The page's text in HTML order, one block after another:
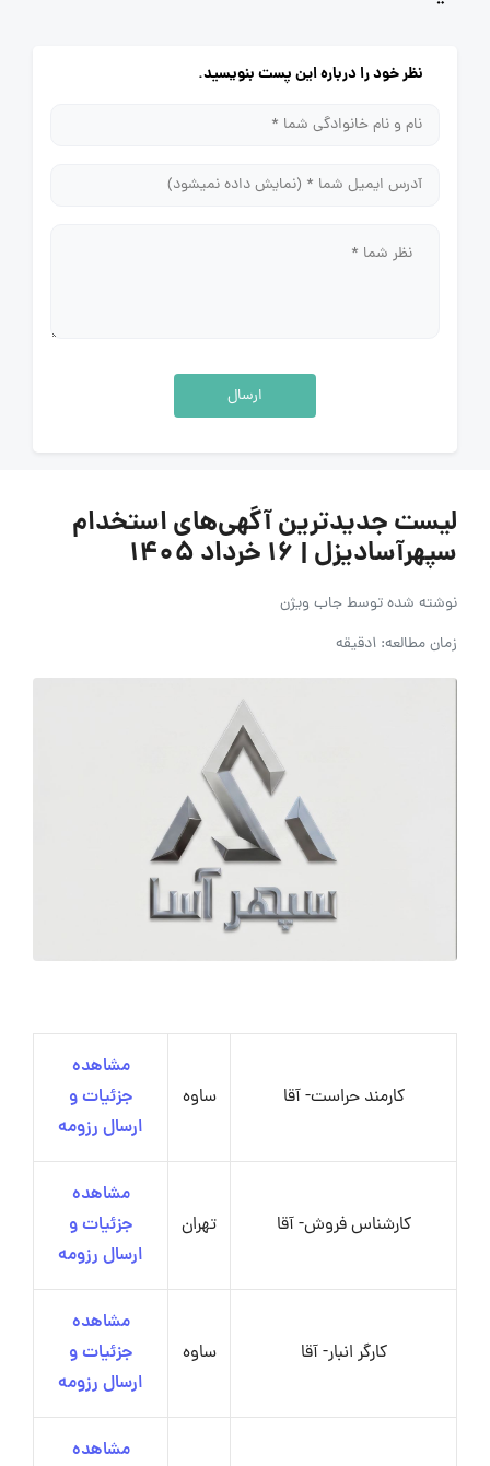
نظر خود را درباره این پست بنویسید.
ارسال
لیست جدیدترین آگهی‌های استخدام
سپهرآسادیزل | ۱۶ خرداد ۱۴۰۵
نوشته شده توسطجاب ویژن
زمان مطالعه: 1دقیقه
کارمند حراست- آقا ساوه
مشاهده
جزئیات و
ارسال رزومه
کارشناس فروش- آقا تهران
مشاهده
جزئیات و
ارسال رزومه
کارگر انبار- آقا ساوه
مشاهده
جزئیات و
ارسال رزومه
مشاهده